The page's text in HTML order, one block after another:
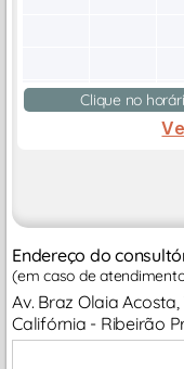
Clique no
Endereço do
(em caso de
Av. Braz Olaia
Califórnia - Ribeirão